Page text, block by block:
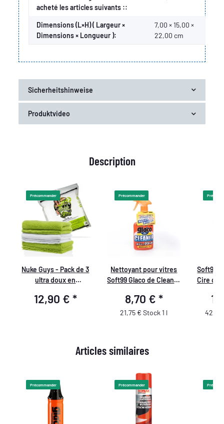
acheté les articles suivants ::
Dimensions (L×H) ( Largeur ×
Dimensions × Longueur ):
7,00 × 15,00 ×
22,00 cm
Sicherheitshinweise
Produktvideo
Description
Précommander
Nuke Guys - Pack de 3
ultra doux en
Quick'n'Gloss -
12,90 € *
Précommander
Nettoyant pour vitres
Soft99 Glaco de Cleaner
ml
8,70 € *
21,75 € Stock 1 l
Soft99
Cire
42,83
Articles similaires
Précommander Précommander